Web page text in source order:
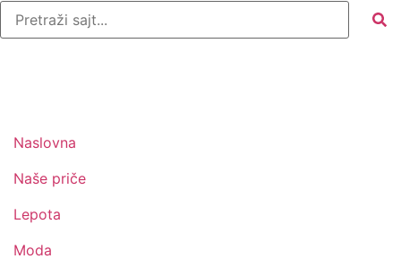
Naslovna
Naše priče
Lepota
Moda